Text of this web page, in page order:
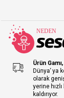
Ürün
Dünya’ ya
olarak
yerine
kaldırıyor.